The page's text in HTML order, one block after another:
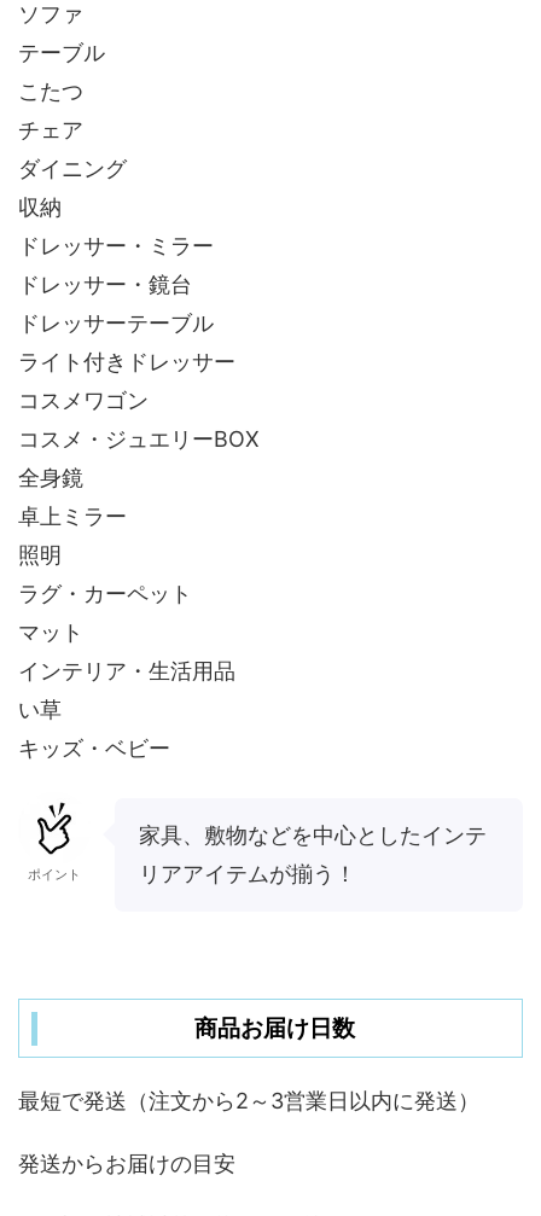
ソファ
テーブル
こたつ
チェア
ダイニング
収納
ドレッサー・ミラー
ドレッサー・鏡台
ドレッサーテーブル
ライト付きドレッサー
コスメワゴン
コスメ・ジュエリーBOX
全身鏡
卓上ミラー
照明
ラグ・カーペット
マット
インテリア・生活用品
い草
キッズ・ベビー
ポイント
家具、敷物などを中心としたインテ
リアアイテムが揃う！
商品お届け日数
最短で発送（注文から2～3営業日以内に発送）
発送からお届けの目安